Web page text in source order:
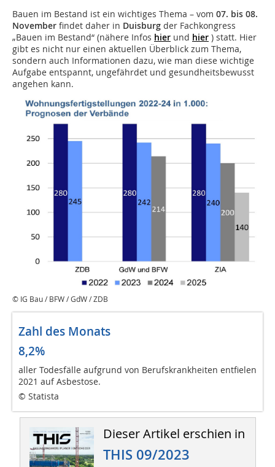
Bauen im Bestand ist ein wichtiges Thema – vom 07. bis 08.
November findet daher in Duisburg der Fachkongress
„Bauen im Bestand“ (nähere Infos hier und hier ) statt. Hier
gibt es nicht nur einen aktuellen Überblick zum Thema,
sondern auch Informationen dazu, wie man diese wichtige
Aufgabe entspannt, ungefährdet und gesundheitsbewusst
angehen kann.
© IG Bau / BFW / GdW / ZDB
Zahl des Monats
8,2%
aller Todesfälle aufgrund von Berufskrankheiten entfielen
2021 auf Asbestose.
© Statista
Dieser Artikel erschien in
THIS 09/2023